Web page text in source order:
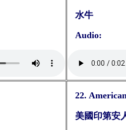
水牛
Audio:
22.
美國印第安